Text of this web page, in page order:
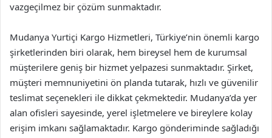
vazgeçilmez bir çözüm sunmaktadır.
Mudanya Yurtiçi Kargo Hizmetleri, Türkiye’nin önemli kargo
şirketlerinden biri olarak, hem bireysel hem de kurumsal
müşterilere geniş bir hizmet yelpazesi sunmaktadır. Şirket,
müşteri memnuniyetini ön planda tutarak, hızlı ve güvenilir
teslimat seçenekleri ile dikkat çekmektedir. Mudanya’da yer
alan ofisleri sayesinde, yerel işletmelere ve bireylere kolay
erişim imkanı sağlamaktadır. Kargo gönderiminde sağladığı